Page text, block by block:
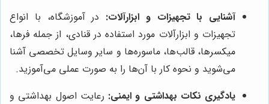
آشنایی با تجهیزات و ابزارآلات: در آموزشگاه، با انواع
تجهیزات و ابزارآلات مورد استفاده در قنادی، از جمله فرها،
میکسرها، قالب‌ها، ماسوره‌ها و سایر وسایل تخصصی آشنا
می‌شوید و نحوه کار با آن‌ها را به صورت عملی می‌آموزید.
یادگیری نکات بهداشتی و ایمنی: رعایت اصول بهداشتی و